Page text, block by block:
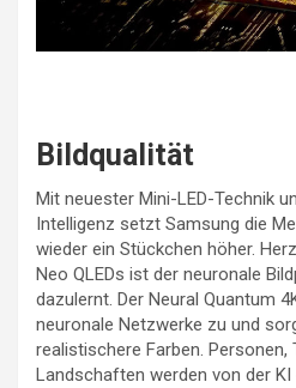
Bildqualität
Mit neuester Mini-LED-Technik
Intelligenz setzt Samsung die
wieder ein Stückchen höher.
Neo QLEDs ist der neuronale
dazulernt. Der Neural Quantum
neuronale Netzwerke zu und
realistischere Farben. Personen,
Landschaften werden von der